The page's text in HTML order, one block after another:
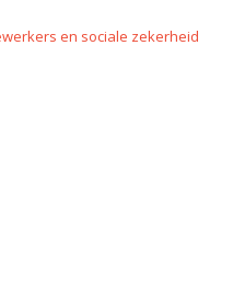
en sociale zekerheid